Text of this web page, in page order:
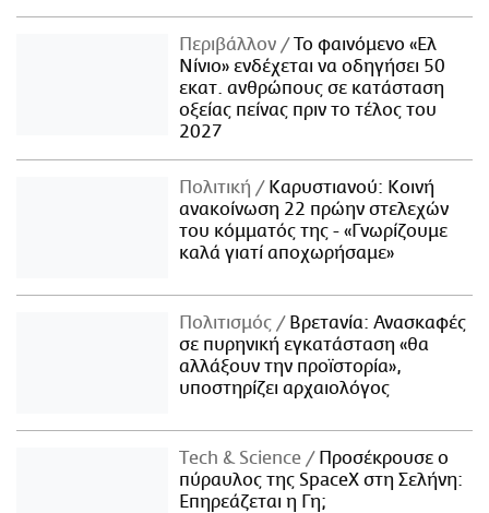
Περιβάλλον
Το φαινόμενο «Ελ
Νίνιο» ενδέχεται να οδηγήσει 50
εκατ. ανθρώπους σε κατάσταση
οξείας πείνας πριν το τέλος του
2027
Πολιτική
Καρυστιανού: Κοινή
ανακοίνωση 22 πρώην στελεχών
του κόμματός της - «Γνωρίζουμε
καλά γιατί αποχωρήσαμε»
Πολιτισμός
Βρετανία: Ανασκαφές
σε πυρηνική εγκατάσταση «θα
αλλάξουν την προϊστορία»,
υποστηρίζει αρχαιολόγος
Τech & Science
Προσέκρουσε ο
πύραυλος της SpaceX στη Σελήνη:
Επηρεάζεται η Γη;